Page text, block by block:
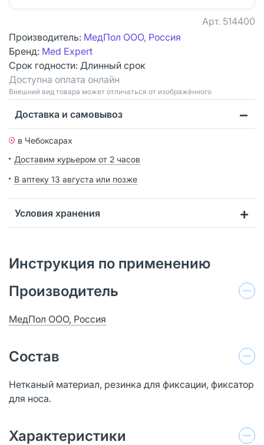
Арт. 514400
Производитель: МедПол ООО, Россия
Бренд: Med Expert
Срок годности: Длинный срок
Доступна оплата онлайн
Bнешний вид товара может отличаться от изображённого
Доставка и самовывоз
в Чебоксарах
Доставим курьером от 2 часов
В аптеку 13 августа или позже
Условия хранения
Инструкция по применению
Производитель
МедПол ООО, Россия
Состав
Нетканый материал, резинка для фиксации, фиксатор
для носа.
Характеристики